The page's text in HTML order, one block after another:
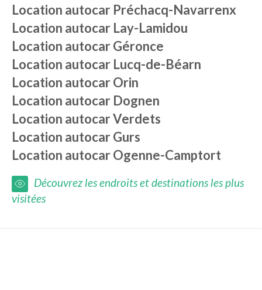
Location autocar Préchacq-Navarrenx
Location autocar Lay-Lamidou
Location autocarGéronce
Location autocar Lucq-de-Béarn
Location autocarOrin
Location autocar Dognen
Location autocarVerdets
Location autocarGurs
Location autocarOgenne-Camptort
Découvrez les endroits et destinations les plus
visitées